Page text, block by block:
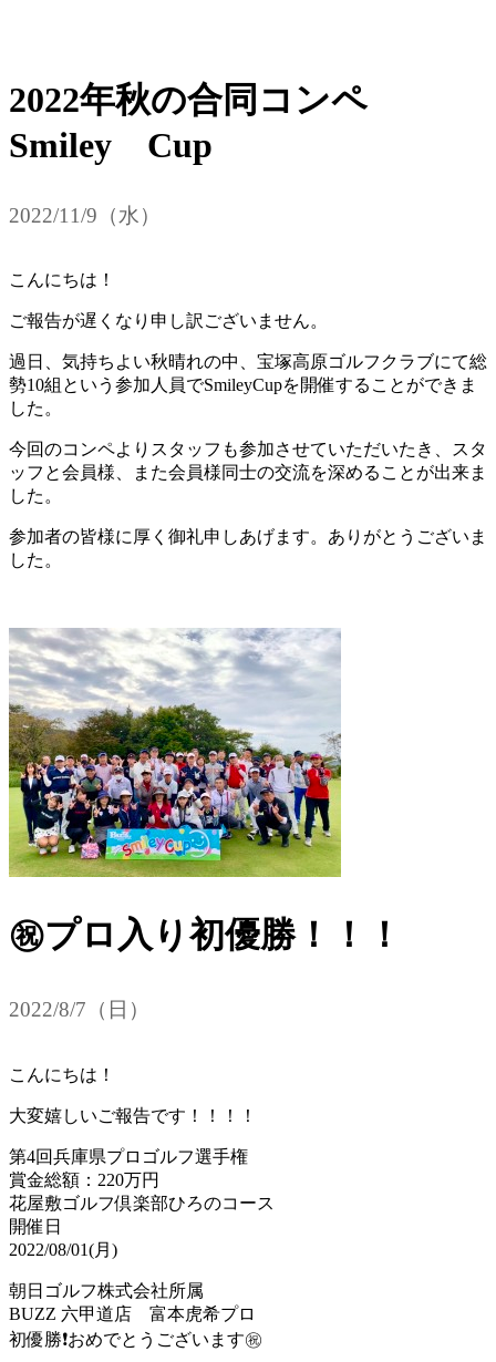
2022年秋の合同コンペ
Smiley Cup
2022/11/9（水）
こんにちは！
ご報告が遅くなり申し訳ございません。
過日、気持ちよい秋晴れの中、宝塚高原ゴルフクラブにて総
勢10組という参加人員でSmileyCupを開催することができま
した。
今回のコンペよりスタッフも参加させていただいたき、スタ
ッフと会員様、また会員様同士の交流を深めることが出来ま
した。
参加者の皆様に厚く御礼申しあげます。ありがとうございま
した。
㊗プロ入り初優勝！！！
2022/8/7（日）
こんにちは！
大変嬉しいご報告です！！！！
第4回兵庫県プロゴルフ選手権
賞金総額：220万円
花屋敷ゴルフ倶楽部ひろのコース
開催日
2022/08/01(月)
朝日ゴルフ株式会社所属
BUZZ 六甲道店 富本虎希プロ
初優勝❗️おめでとうございます㊗️